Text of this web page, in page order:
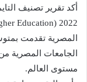
أكد تقرير تصنيف
الجامعات المصرية
مستوى العالم.